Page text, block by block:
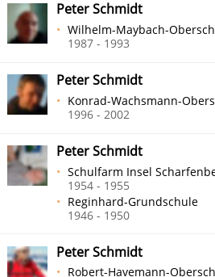
Peter Schmidt
Wilhelm-Maybach-
1987 - 1993
Peter Schmidt
Konrad-Wachsmann-
1996 - 2002
Peter Schmidt
Schulfarm Insel
1954 - 1955
Reginhard-Grundschule
1946 - 1950
Peter Schmidt
Robert-Havemann-